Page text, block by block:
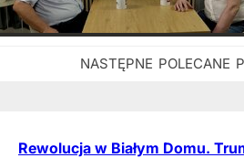
Rewolucja w Białym Domu.